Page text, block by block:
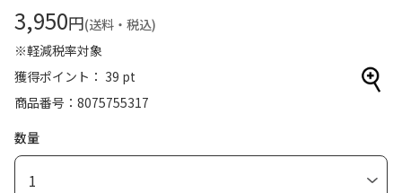
3,950円(送料・税込)
※軽減税率対象
獲得ポイント： 39 pt
商品番号
8075755317
数量
1